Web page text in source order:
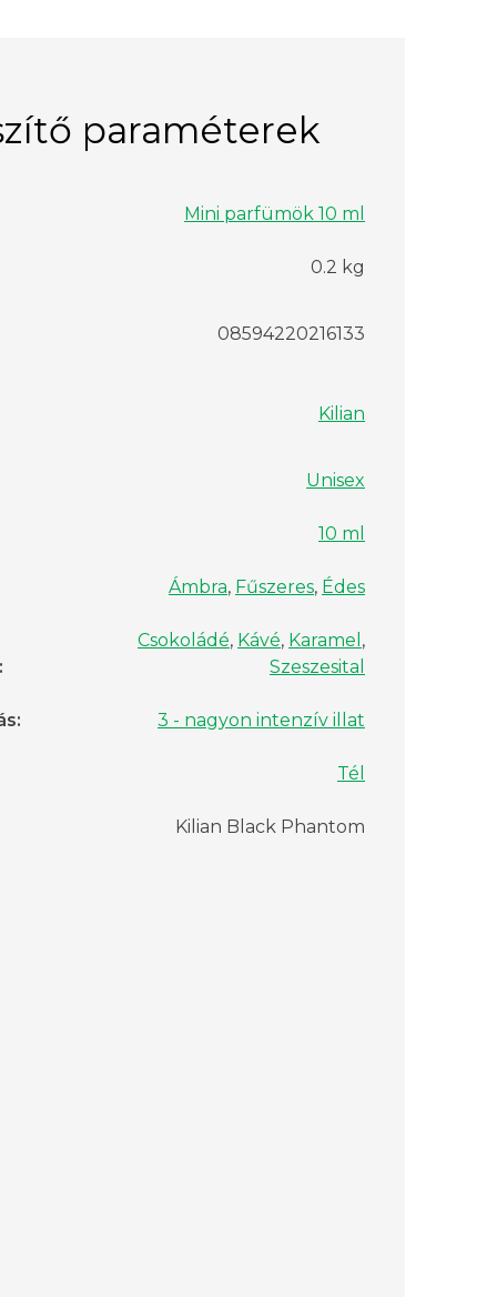
paraméterek
Mini parfümök 10 ml
0.2 kg
08594220216133
Kilian
Unisex
10 ml
Ámbra, Fűszeres, Édes
:
Csokoládé, Kávé, Karamel ,
Szeszesital
: 3 - nagyon intenzív illat
Tél
Kilian Black Phantom